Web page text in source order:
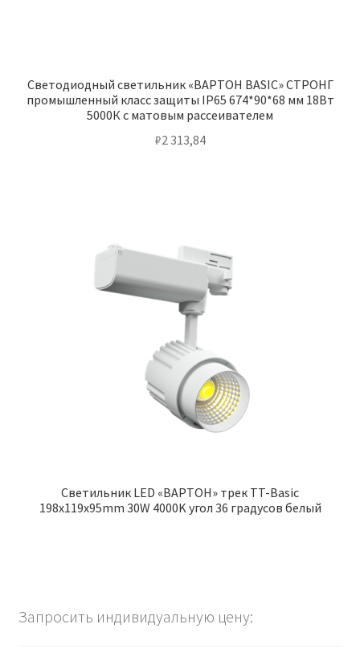
Светодиодный светильник «ВАРТОН BASIC» СТРОНГ
промышленный класс защиты IP65 674*90*68 мм 18Вт
5000К с матовым рассеивателем
₽2 313,84
Cветильник LED «ВАРТОН» трек TT-Basic
198x119x95mm 30W 4000K угол 36 градусов белый
Запросить индивидуальную цену: